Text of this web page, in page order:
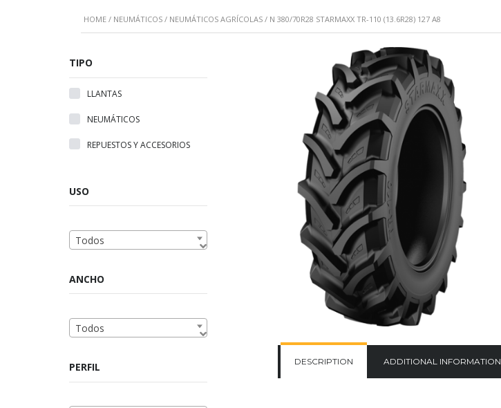
HOME / NEUMÁTICOS / NEUMÁTICOS AGRÍCOLAS / N 380/70R28 STARMAXX TR-110 (13.6R28) 127 A8
DESCRIPTION ADDITIONAL INFORMATION
TIPO
LLANTAS
NEUMÁTICOS
REPUESTOS Y ACCESORIOS
USO
Todos
ANCHO
Todos
PERFIL